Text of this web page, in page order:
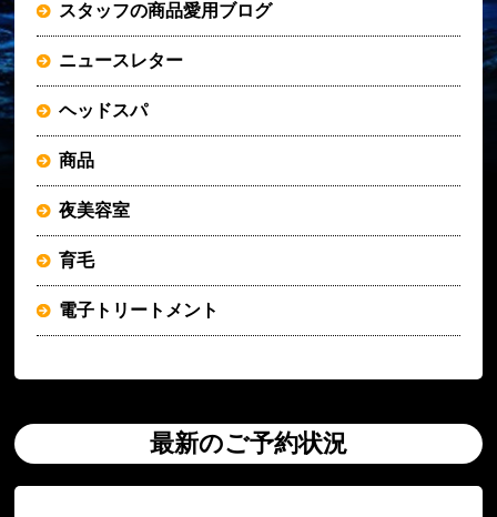
スタッフの商品愛用ブログ
ニュースレター
ヘッドスパ
商品
夜美容室
育毛
電子トリートメント
最新のご予約状況